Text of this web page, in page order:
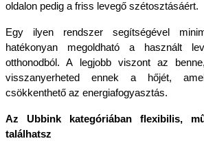
oldalon pedig a friss levegő szétosztásáért.
Egy ilyen rendszer segítségével
hatékonyan megoldható a használt
otthonodból. A legjobb viszont az
visszanyerheted ennek a hőjét,
csökkenthető az energiafogyasztás.
Az Ubbink kategóriában flexibilis,
találhatsz